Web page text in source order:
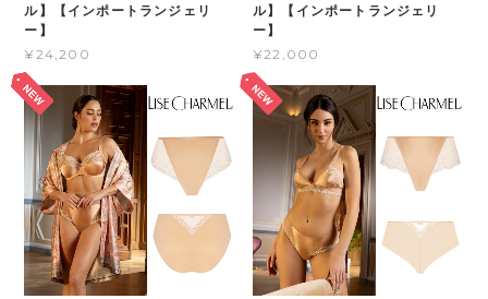
ル】【インポートランジェリ
ー】
¥24,200
ル】【インポートランジェリ
ー】
¥22,000